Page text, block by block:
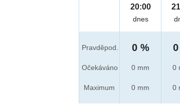
Pravděpod.
Očekáváno
Maximum
20:00
dnes
0 %
0 mm
0 mm
0
0